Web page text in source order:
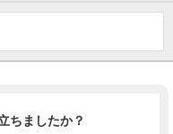
ちましたか？